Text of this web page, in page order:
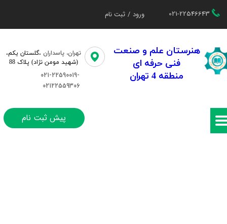
021-22546643 ورود / ثبت نام
تغییر گذر واژه
سفارشات
هنرستان علم و صنعت
فنی حرفه ای
منطقه 4 تهران
تهران، پاسداران ،گلستان یکم،​​
(شهید مومن نژاد) پلاک 88
021-22590019-
02122559306
پیش ثبت نام